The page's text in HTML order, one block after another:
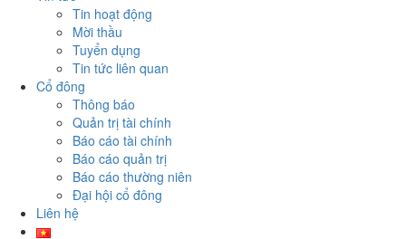
Tin hoạt động
Mời thầu
Tuyển dụng
Tin tức liên quan
Cổ đông
Thông báo
Quản trị tài chính
Báo cáo tài chính
Báo cáo quản trị
Báo cáo thường niên
Đại hội cổ đông
Liên hệ